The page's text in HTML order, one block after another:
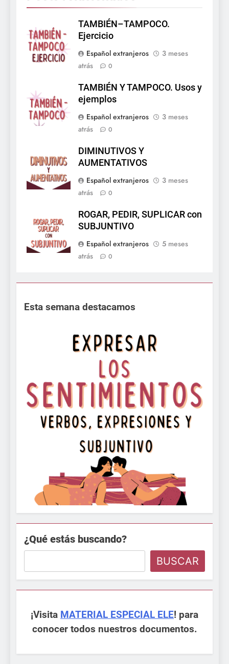
TAMBIÉN–TAMPOCO.
Ejercicio
Español extranjeros
3 meses
atrás
0
TAMBIÉN Y TAMPOCO. Usos y
ejemplos
Español extranjeros
3 meses
atrás
0
DIMINUTIVOS Y
AUMENTATIVOS
Español extranjeros
3 meses
atrás
0
ROGAR, PEDIR, SUPLICAR con
SUBJUNTIVO
Español extranjeros
5 meses
atrás
0
Esta semana destacamos
¿Qué estás buscando?
BUSCAR
¡Visita MATERIAL ESPECIAL ELE! para
conocer todos nuestros documentos.